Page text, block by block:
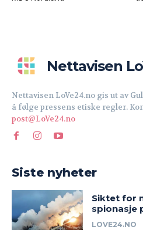
Nettavisen
Nettavisen LoVe24.no gis ut av
å følge pressens etiske regler.
post@LoVe24.no
Siste nyheter
Siktet for
spionasje
LOVE24.NO